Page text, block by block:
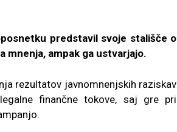
predstavil svoje stališče o
mnenja, ampak ga ustvarjajo.
rezultatov javnomnenjskih raziskav
finančne tokove, saj gre pri